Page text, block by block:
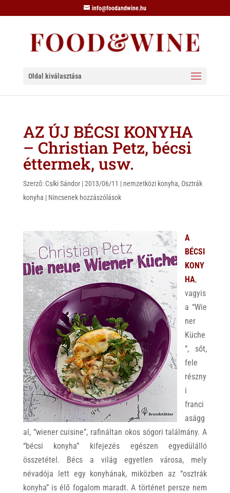
info@foodandwine.hu
Oldal kiválasztása
AZ ÚJ BÉCSI KONYHA
– Christian Petz, bécsi
éttermek, usw.
Szerző: Csíki Sándor|2013/06/11 | nemzetközi konyha, Osztrák
konyha | Nincsenek hozzászólások
A
BÉCSI
KONY
HA,
vagyis
a “Wie
ner
Küche
”, sőt,
fele
részny
i
franci
aságg
al, “wiener cuisine”, rafináltan okos sógori találmány. A
“bécsi konyha” kifejezés egészen egyedülálló
összetétel. Bécs a világ egyetlen városa, mely
névadója lett egy konyhának, miközben az “osztrák
konyha” is élő fogalom maradt. A történet persze nem